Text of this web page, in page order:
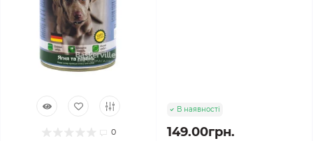
0
В наявності
149.00грн.